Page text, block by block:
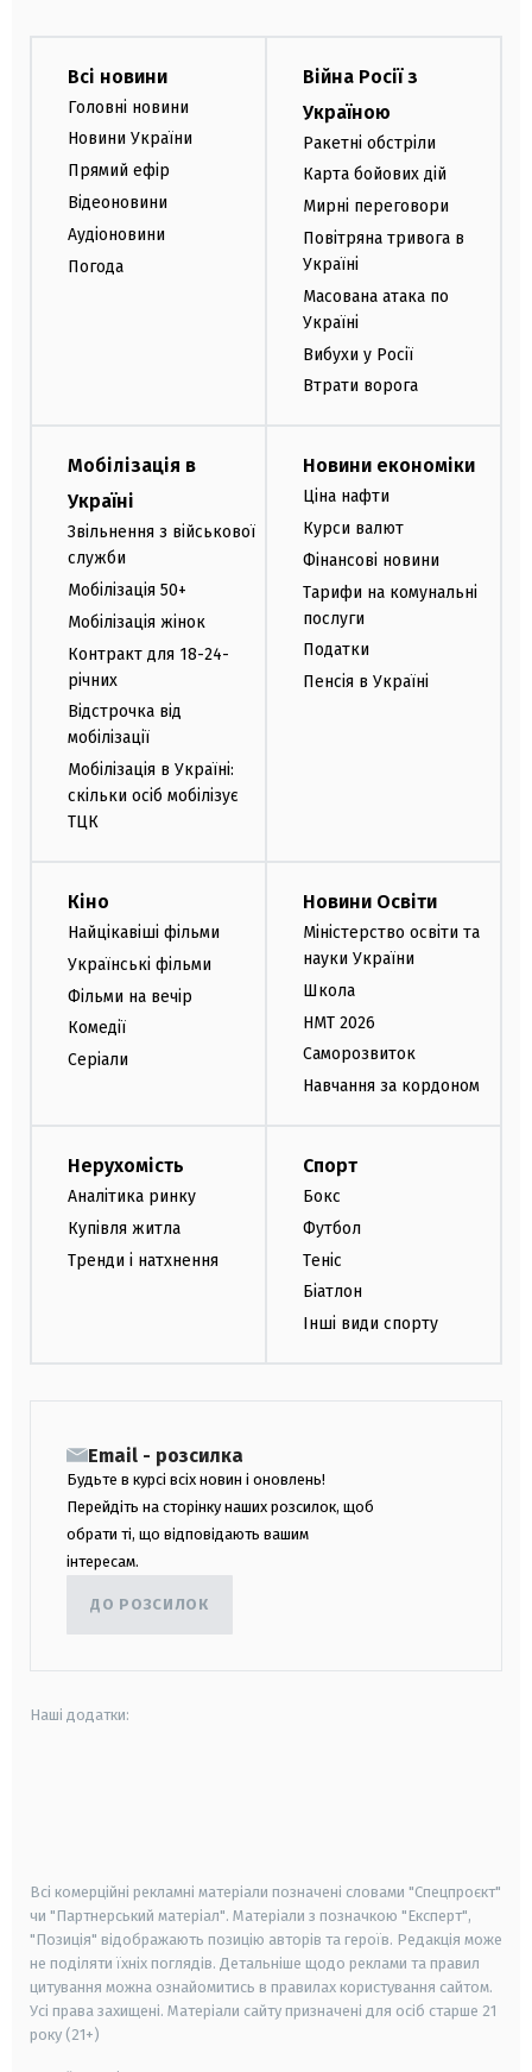
Всі новини
Головні новини
Новини України
Прямий ефір
Відеоновини
Аудіоновини
Погода
Війна Росії з
Україною
Ракетні обстріли
Карта бойових дій
Мирні переговори
Повітряна тривога в
Україні
Масована атака по
Україні
Вибухи у Росії
Втрати ворога
Мобілізація в
Україні
Звільнення з військової
служби
Мобілізація 50+
Мобілізація жінок
Контракт для 18-24-
річних
Відстрочка від
мобілізації
Мобілізація в Україні:
скільки осіб мобілізує
ТЦК
Новини економіки
Ціна нафти
Курси валют
Фінансові новини
Тарифи на комунальні
послуги
Податки
Пенсія в Україні
Кіно
Найцікавіші фільми
Українські фільми
Фільми на вечір
Комедії
Серіали
Новини Освіти
Міністерство освіти та
науки України
Школа
НМТ 2026
Саморозвиток
Навчання за кордоном
Нерухомість
Аналітика ринку
Купівля житла
Тренди і натхнення
Спорт
Бокс
Футбол
Теніс
Біатлон
Інші види спорту
Email - розсилка
Будьте в курсі всіх новин і оновлень!
Перейдіть на сторінку наших розсилок, щоб
обрати ті, що відповідають вашим
інтересам.
ДО РОЗСИЛОК
Наші додатки:
Всі комерційні рекламні матеріали позначені словами "Спецпроєкт"
чи "Партнерський матеріал". Матеріали з позначкою "Експерт",
"Позиція" відображають позицію авторів та героїв. Редакція може
не поділяти їхніх поглядів. Детальніше щодо реклами та правил
цитування можна ознайомитись в правилах користування сайтом.
Усі права захищені. Матеріали сайту призначені для осіб старше 21
року (21+)